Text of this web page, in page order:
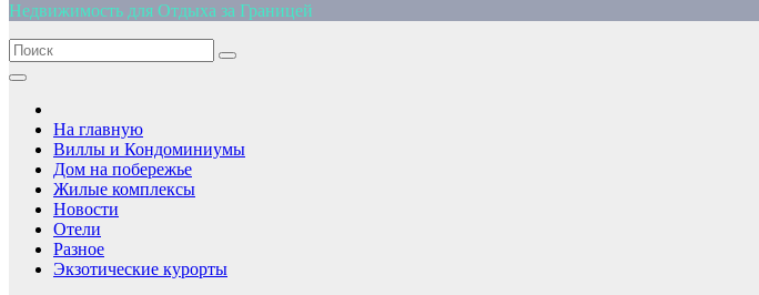
Недвижимость для Отдыха за Границей
На главную
Виллы и Кондоминиумы
Дом на побережье
Жилые комплексы
Новости
Отели
Разное
Экзотические курорты